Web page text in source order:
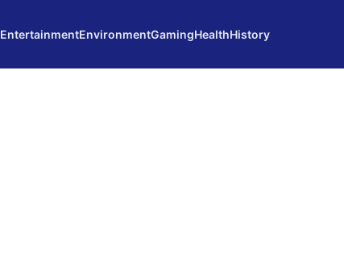
EntertainmentEnvironmentGamingHealthHistory